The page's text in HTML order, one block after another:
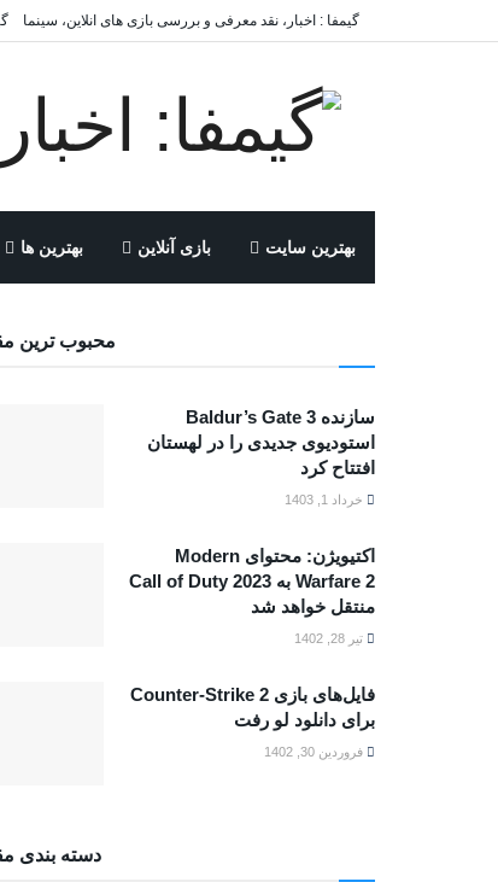
گیمفا : اخبار، نقد معرفی و بررسی بازی های انلاین، سینما
بهترین ها بازی آنلاین بهترین سایت
محبوب ترین
سازنده Baldur’s Gate 3
استودیوی جدیدی را در لهستان
افتتاح کرد
خرداد 1, 1403
اکتیویژن: محتوای Modern
Warfare 2 به Call of Duty 2023
منتقل خواهد شد
تیر 28, 1402
فایل‌های بازی Counter-Strike 2
برای دانلود لو رفت
فروردین 30, 1402
دسته بندی